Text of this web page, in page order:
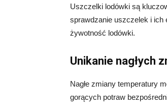
Uszczelki lodówki są
sprawdzanie uszczelek i ich
żywotność lodówki.
Unikanie nagłych
Nagłe zmiany temperatury
gorących potraw